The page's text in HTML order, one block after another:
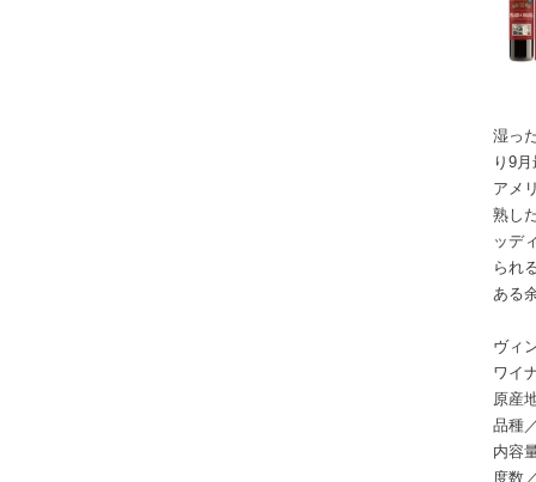
湿っ
り9
アメ
熟し
ッデ
られ
ある
ヴィ
ワイ
原産
品種
内容
度数